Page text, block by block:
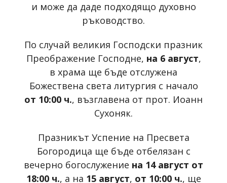
и може да даде подходящо духовно
ръководство.
По случай великия Господски празник
Преображение Господне, на 6 август,
в храма ще бъде отслужена
Божествена света литургия с начало
от 10:00 ч., възглавена от прот. Иоанн
Сухоняк.
Празникът Успение на Пресвета
Богородица ще бъде отбелязан с
вечерно богослужение на 14 август от
18:00 ч., а на 15 август, от 10:00 ч., ще